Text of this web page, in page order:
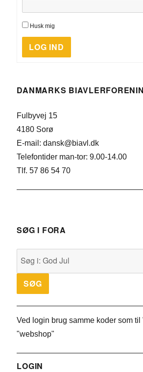
Husk mig
LOG IND
DANMARKS
Fulbyvej 15
4180 Sorø
E-mail: dansk@biavl.dk
Telefontider man-tor: 9.00-14.00
Tlf. 57 86 54 70
SØG I FORA
Ved login brug samme koder som
"webshop"
LOGIN